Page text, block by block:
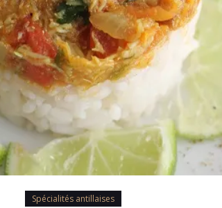
Spécialités antillaises